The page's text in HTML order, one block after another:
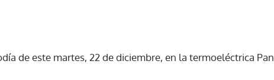
de este martes, 22 de diciembre, en la termoeléctrica Pan